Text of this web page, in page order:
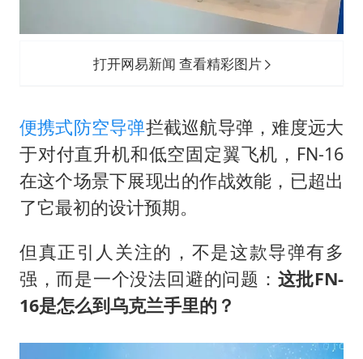
打开网易新闻 查看精彩图片
便携式防空导弹拦截巡航导弹，难度远大
于对付直升机和低空固定翼飞机，FN-16
在这个场景下展现出的作战效能，已超出
了它最初的设计预期。
但真正引人关注的，不是这款导弹有多
强，而是一个没法回避的问题： 这批FN-
16是怎么到乌克兰手里的？